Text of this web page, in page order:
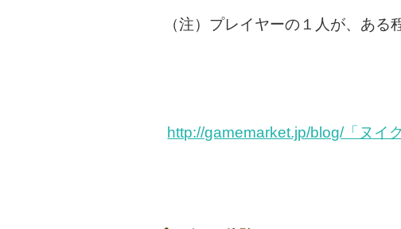
（注）プレイヤーの１人が、あ
http://gamemarket.jp/blog/「ヌイ